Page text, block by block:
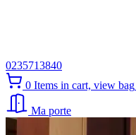
0235713840
0 Items in cart, view bag
Ma porte